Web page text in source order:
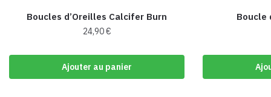
Boucles d’Oreilles Calcifer Burn
24,90€
Ajouter au panier
Boucle